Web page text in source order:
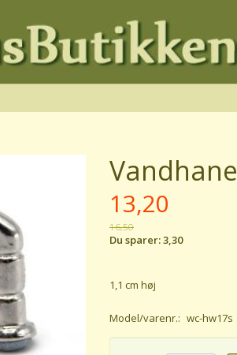
Vandhane
13,20
16,50
Du sparer:3,30
1,1 cm høj
Model/varenr.: wc-hw17s